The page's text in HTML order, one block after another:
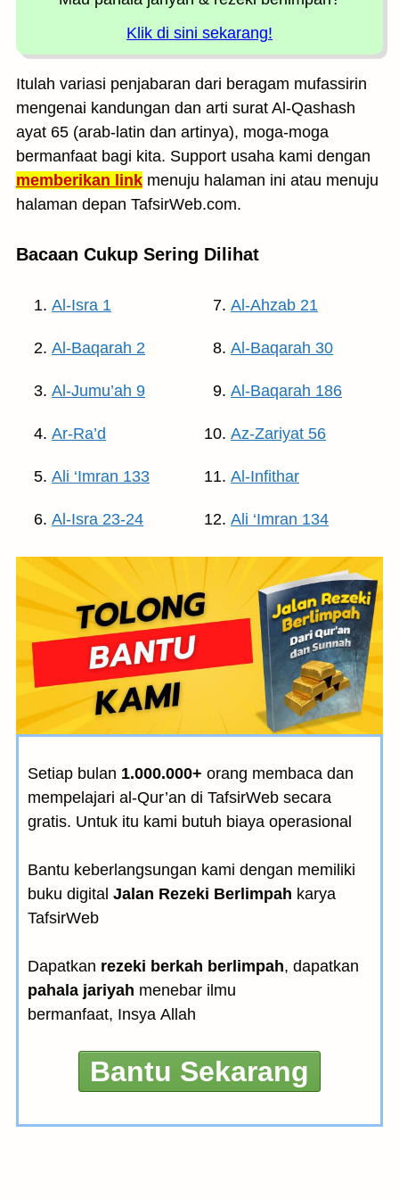
Klik di sini sekarang!
Itulah variasi penjabaran dari beragam mufassirin
mengenai kandungan dan arti surat Al-Qashash
ayat 65 (arab-latin dan artinya), moga-moga
bermanfaat bagi kita. Support usaha kami dengan
memberikan link menuju halaman ini atau menuju
halaman depan TafsirWeb.com.
Bacaan Cukup Sering Dilihat
Al-Isra 1
Al-Baqarah 2
Al-Jumu’ah 9
Ar-Ra’d
Ali ‘Imran 133
Al-Isra 23-24
Al-Ahzab 21
Al-Baqarah 30
Al-Baqarah 186
Az-Zariyat 56
Al-Infithar
Ali ‘Imran 134
Setiap bulan 1.000.000+ orang membaca dan
mempelajari al-Qur’an di TafsirWeb secara
gratis. Untuk itu kami butuh biaya operasional
Bantu keberlangsungan kami dengan memiliki
buku digital Jalan Rezeki Berlimpah karya
TafsirWeb
Dapatkan rezeki berkah berlimpah, dapatkan
pahala jariyah menebar ilmu
bermanfaat, Insya Allah
Bantu Sekarang